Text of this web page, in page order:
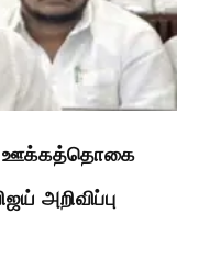
ஊக்கத்தொகை
அறிவிப்பு